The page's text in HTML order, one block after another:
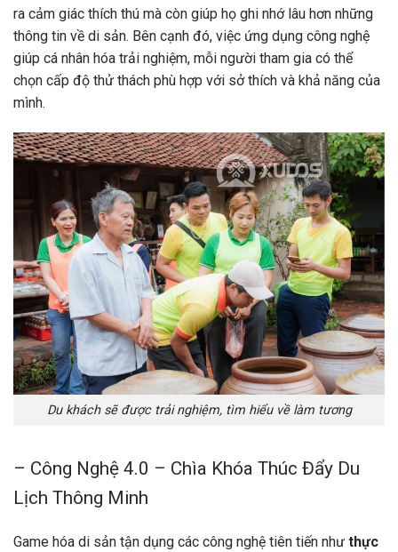
ra cảm giác thích thú mà còn giúp họ ghi nhớ lâu hơn những
thông tin về di sản. Bên cạnh đó, việc ứng dụng công nghệ
giúp cá nhân hóa trải nghiệm, mỗi người tham gia có thể
chọn cấp độ thử thách phù hợp với sở thích và khả năng của
mình.
Du khách sẽ được trải nghiệm, tìm hiểu về làm tương
– Công Nghệ 4.0 – Chìa Khóa Thúc Đẩy Du
Lịch Thông Minh
Game hóa di sản tận dụng các công nghệ tiên tiến như thực